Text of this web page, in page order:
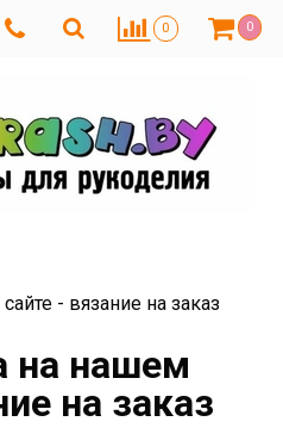
0 0
- вязание на заказ
на нашем
на заказ